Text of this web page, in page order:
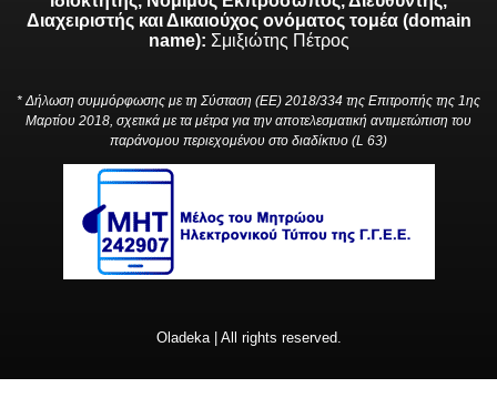
Διαχειριστής και Δικαιούχος ονόματος τομέα (domain
name): Σμιξιώτης Πέτρος
* Δήλωση συμμόρφωσης με τη Σύσταση (ΕΕ) 2018/334 της Επιτροπής της 1ης
Μαρτίου 2018, σχετικά με τα μέτρα για την αποτελεσματική αντιμετώπιση του
παράνομου περιεχομένου στο διαδίκτυο (L 63)
Oladeka | All rights reserved.